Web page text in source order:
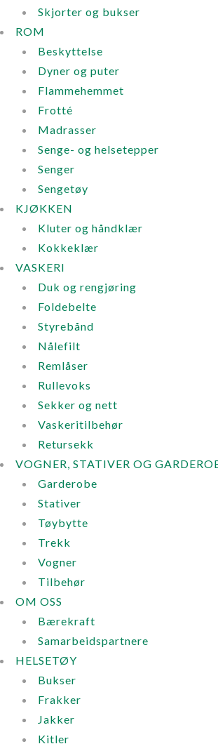
Skjorter og bukser
ROM
Beskyttelse
Dyner og puter
Flammehemmet
Frotté
Madrasser
Senge- og helsetepper
Senger
Sengetøy
KJØKKEN
Kluter og håndklær
Kokkeklær
VASKERI
Duk og rengjøring
Foldebelte
Styrebånd
Nålefilt
Remlåser
Rullevoks
Sekker og nett
Vaskeritilbehør
Retursekk
VOGNER, STATIVER OG
Garderobe
Stativer
Tøybytte
Trekk
Vogner
Tilbehør
OM OSS
Bærekraft
Samarbeidspartnere
HELSETØY
Bukser
Frakker
Jakker
Kitler